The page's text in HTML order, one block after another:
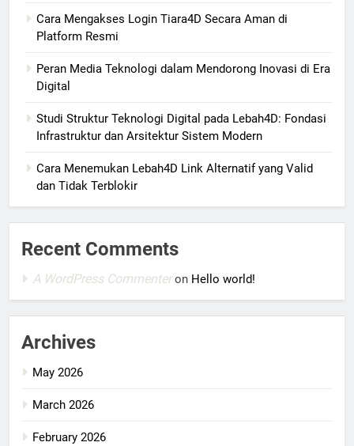
Cara Mengakses Login Tiara4D Secara Aman di
Platform Resmi
Peran Media Teknologi dalam Mendorong Inovasi di Era
Digital
Studi Struktur Teknologi Digital pada Lebah4D: Fondasi
Infrastruktur dan Arsitektur Sistem Modern
Cara Menemukan Lebah4D Link Alternatif yang Valid
dan Tidak Terblokir
Recent Comments
A WordPress Commenteron Hello world!
Archives
May 2026
March 2026
February 2026